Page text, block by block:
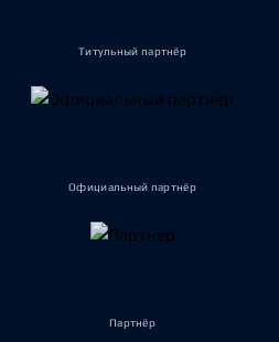
Титульный партнёр
Официальный партнёр
Партнёр